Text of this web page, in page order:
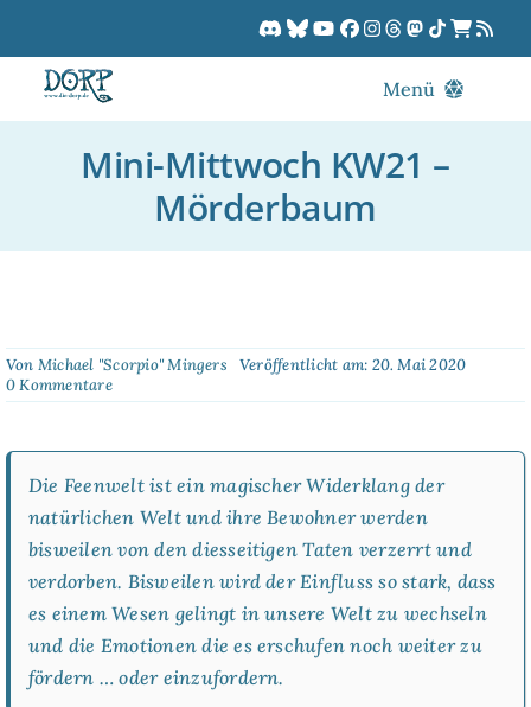
springen
Menü
DORPCast
DORP-TV
Patreon
Mini-Mittwoch KW21 –
Mörderbaum
Von Michael "Scorpio" Mingers
Veröffentlicht am: 20. Mai 2020
0 Kommentareon
Mini-
Mörderbaum
Die Feenwelt ist ein magischer Widerklang der
natürlichen Welt und ihre Bewohner werden
bisweilen von den diesseitigen Taten verzerrt und
verdorben. Bisweilen wird der Einfluss so stark, dass
es einem Wesen gelingt in unsere Welt zu wechseln
und die Emotionen die es erschufen noch weiter zu
fördern … oder einzufordern.